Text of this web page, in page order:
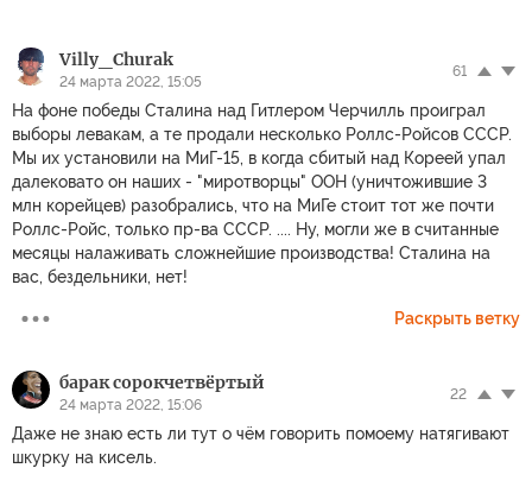
Villy_Churak
24 марта 2022, 15:05
61
На фоне победы Сталина над Гитлером Черчилль проиграл
выборы левакам, а те продали несколько Роллс-Ройсов СССР.
Мы их установили на МиГ-15, в когда сбитый над Кореей упал
далековато он наших - "миротворцы" ООН (уничтожившие 3
млн корейцев) разобрались, что на МиГе стоит тот же почти
Роллс-Ройс, только пр-ва СССР. .... Ну, могли же в считанные
месяцы налаживать сложнейшие производства! Сталина на
вас, бездельники, нет!
Раскрыть ветку
барак сорокчетвёртый
24 марта 2022, 15:06
22
Даже не знаю есть ли тут о чём говорить помоему натягивают
шкурку на кисель.